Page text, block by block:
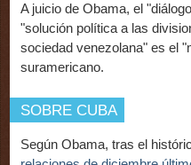
A juicio de Obama, el
"solución política a las
sociedad venezolana" es el
suramericano.
SOBRE CUBA
Según Obama, tras el